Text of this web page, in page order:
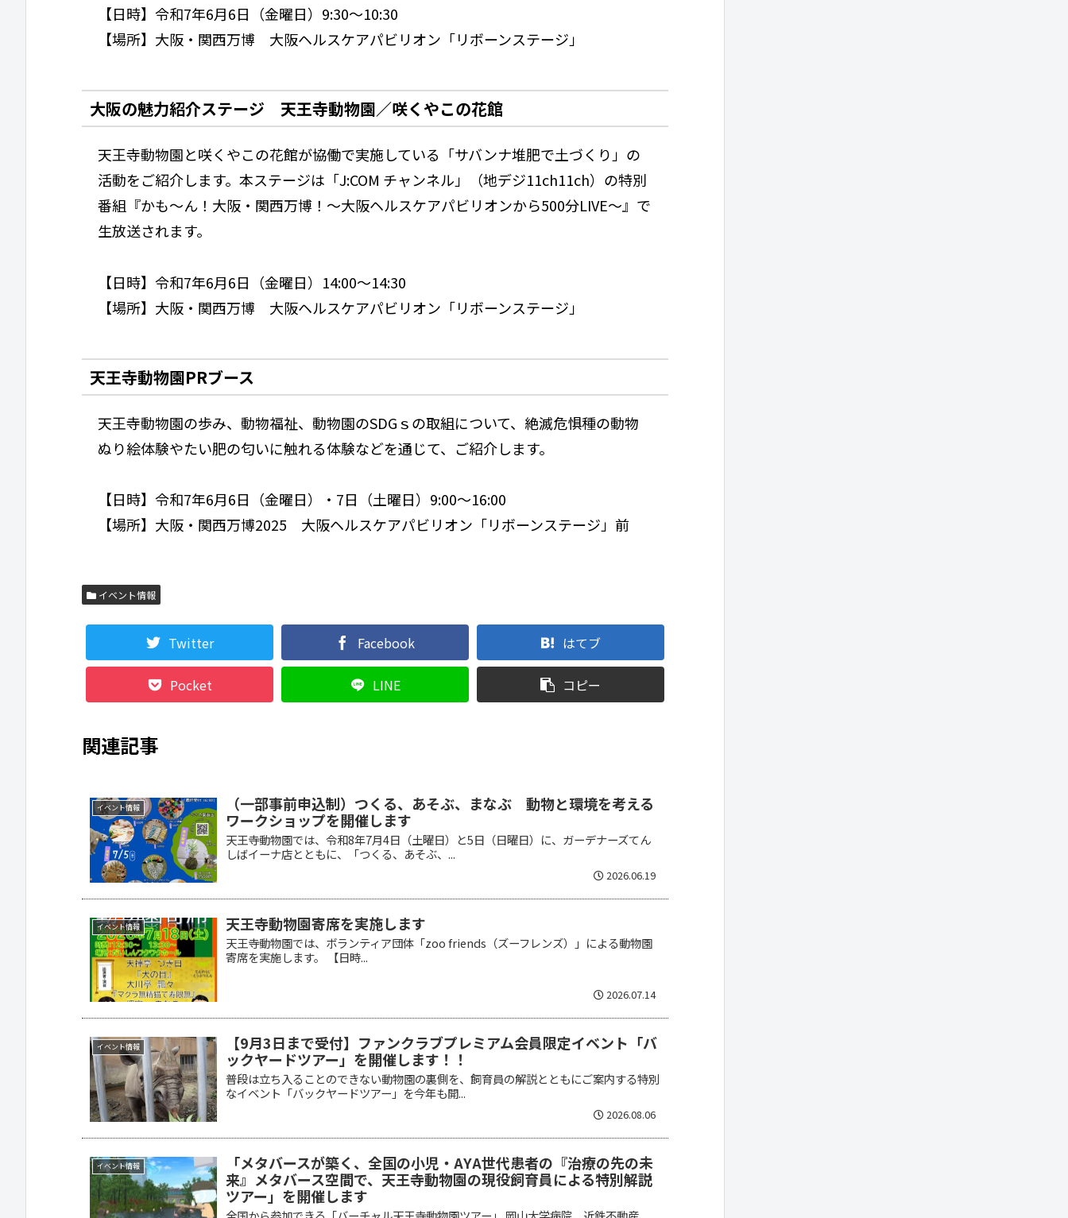
【日時】令和7年6月6日（金曜日）9:30～10:30
【場所】大阪・関西万博 大阪ヘルスケアパビリオン「リボーンステージ」
大阪の魅力紹介ステージ 天王寺動物園／咲くやこの花館
天王寺動物園と咲くやこの花館が協働で実施している「サバンナ堆肥で土づくり」の
活動をご紹介します。本ステージは「J:COM チャンネル」（地デジ11ch11ch）の特別
番組『かも～ん！大阪・関西万博！～大阪ヘルスケアパビリオンから500分LIVE～』で
生放送されます。
【日時】令和7年6月6日（金曜日）14:00～14:30
【場所】大阪・関西万博 大阪ヘルスケアパビリオン「リボーンステージ」
天王寺動物園PRブース
天王寺動物園の歩み、動物福祉、動物園のSDGｓの取組について、絶滅危惧種の動物
ぬり絵体験やたい肥の匂いに触れる体験などを通じて、ご紹介します。
【日時】令和7年6月6日（金曜日）・7日（土曜日）9:00～16:00
【場所】大阪・関西万博2025 大阪ヘルスケアパビリオン「リボーンステージ」前
イベント情報
Twitter Facebook はてブ
Pocket LINE コピー
関連記事
イベント情報
（一部事前申込制）つくる、あそぶ、まなぶ 動物と環境を考える
ワークショップを開催します
天王寺動物園では、令和8年7月4日（土曜日）と5日（日曜日）に、ガーデナーズてん
しばイーナ店とともに、「つくる、あそぶ、...
2026.06.19
イベント情報 天王寺動物園寄席を実施します
天王寺動物園では、ボランティア団体「zoo friends（ズーフレンズ）」による動物園
寄席を実施します。 【日時...
2026.07.14
イベント情報
【9月3日まで受付】ファンクラブプレミアム会員限定イベント「バ
ックヤードツアー」を開催します！！
普段は立ち入ることのできない動物園の裏側を、飼育員の解説とともにご案内する特別
なイベント「バックヤードツアー」を今年も開...
2026.08.06
イベント情報
「メタバースが築く、全国の小児・AYA世代患者の『治療の先の未
来』メタバース空間で、天王寺動物園の現役飼育員による特別解説
ツアー」を開催します